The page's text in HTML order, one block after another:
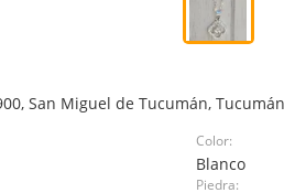
San Miguel de Tucumán,
Color:
Blanco
Piedra: